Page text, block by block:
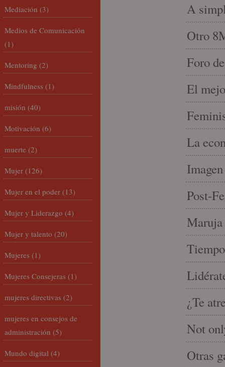
A
Otro
Foro
El
La
Post-
Maruja
¿Te
Not
Otras
Mediación (3)
Medios de Comunicación
(1)
Mentoring (2)
Mindfulness (1)
misión (40)
Motivación (6)
muerte (2)
Mujer (126)
Mujer en el poder (13)
Mujer y Liderazgo (4)
Mujer y talento (20)
Mujeres (1)
Mujeres Consejeras (1)
mujeres directivas (2)
mujeres en consejos de
administración (5)
Mundo digital (4)